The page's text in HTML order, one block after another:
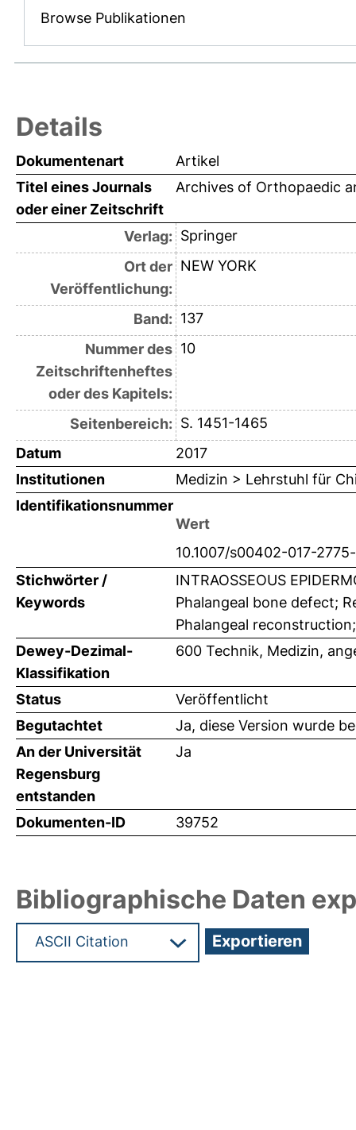
Browse Publikationen
Details
Dokumentenart
Artikel
Titel eines Journals
oder einer Zeitschrift
Archives of Orthopaedic
Verlag: Springer
Ort der
Veröffentlichung:
NEW YORK
Band: 137
Nummer des
Zeitschriftenheftes
oder des Kapitels:
10
Seitenbereich: S. 1451-1465
Datum
2017
Institutionen
Medizin > Lehrstuhl für
Identifikationsnummer
Wert
10.1007/s00402-017-
Stichwörter /
Keywords
INTRAOSSEOUS
Phalangeal bone defect;
Phalangeal
Dewey-Dezimal-
Klassifikation
600 Technik, Medizin,
Status
Veröffentlicht
Begutachtet
Ja, diese Version wurde
An der Universität
Regensburg
entstanden
Ja
Dokumenten-ID 39752
Bibliographische Daten